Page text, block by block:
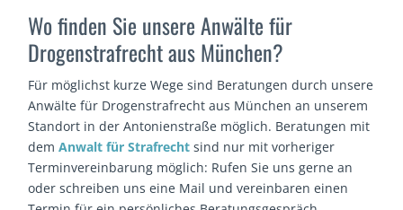
Wo finden Sie unsere Anwälte für
Drogenstrafrecht aus München?
Für möglichst kurze Wege sind Beratungen durch unsere
Anwälte für Drogenstrafrecht aus München an unserem
Standort in der Antonienstraße möglich. Beratungen mit
demAnwalt für Strafrecht sind nur mit vorheriger
Terminvereinbarung möglich: Rufen Sie uns gerne an
oder schreiben uns eine Mail und vereinbaren einen